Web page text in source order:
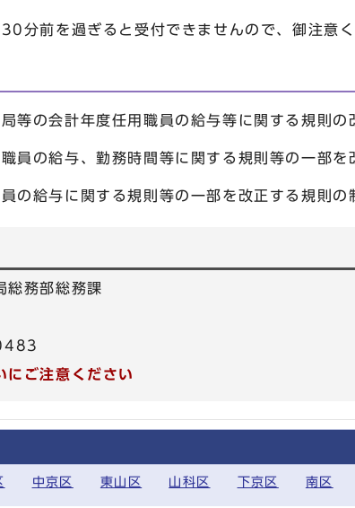
前を過ぎると受付できませんので、御注意く
等の会計年度任用職員の給与等に関する規則の
員の給与、勤務時間等に関する規則等の一部
の給与に関する規則等の一部を改正する規則の
総務部総務課
にご注意ください
中京区 東山区 山科区 下京区 南区